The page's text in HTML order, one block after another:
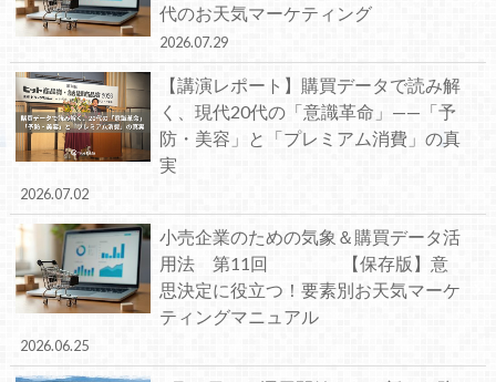
代のお天気マーケティング
2026.07.29
【講演レポート】購買データで読み解
く、現代20代の「意識革命」——「予
防・美容」と「プレミアム消費」の真
実
2026.07.02
小売企業のための気象＆購買データ活
用法 第11回 【保存版】意
思決定に役立つ！要素別お天気マーケ
ティングマニュアル
2026.06.25